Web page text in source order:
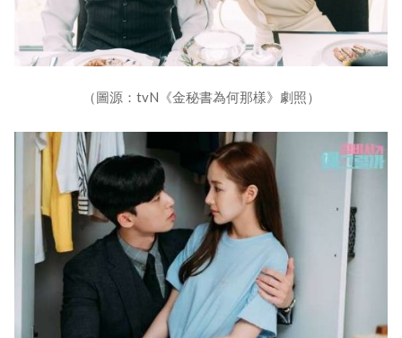
（圖源：tvN《金秘書為何那樣》劇照）